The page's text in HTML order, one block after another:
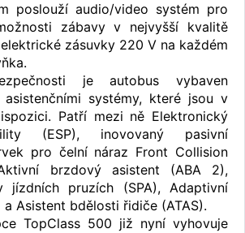
poslouží audio/video systém pro
zábavy v nejvyšší kvalitě
zásuvky 220 V na každém
je autobus vybaven
asistenčními systémy, které jsou v
Patří mezi ně Elektronický
(ESP), inovovaný pasivní
pro čelní náraz Front Collision
brzdový asistent (ABA 2),
pruzích (SPA), Adaptivní
Asistent bdělosti řidiče (ATAS).
TopClass 500 již nyní vyhovuje